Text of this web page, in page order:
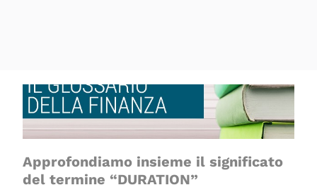
Approfondiamo insieme il significato
del termine “DURATION”